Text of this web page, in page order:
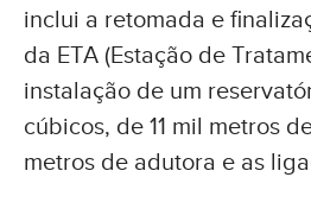
inclui a retomada e
da ETA (Estação de
instalação de um
cúbicos, de 11 mil metros
metros de adutora e as